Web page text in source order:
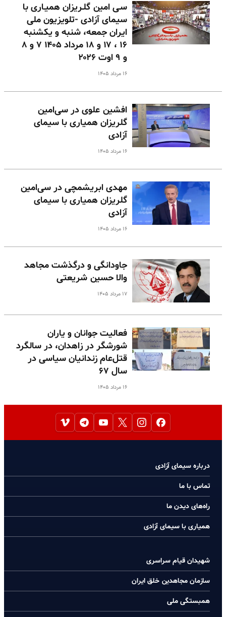
سـی امین گلـریزان همیـاری با
سیمای آزادی -تلویزیون ملی
ایران جمعه، شنبه و یکشنبه
۱۶ ، ۱۷ و ۱۸ مرداد ۱۴۰۵ ۷ و ۸
و ۹ اوت ۲۰۲۶
۱۶ مرداد ۱۴۰۵
افشین علوی در سی‌امین
گلریزان همیاری با سیمای
آزادی
۱۶ مرداد ۱۴۰۵
مهدی ابریشمچی در سی‌امین
گلریزان همیاری با سیمای
آزادی
۱۶ مرداد ۱۴۰۵
جاودانگی و درگذشت مجاهد
والا حسین شریعتی
۱۷ مرداد ۱۴۰۵
فعالیت جوانان و یاران
شورشگر در زاهدان، در سالگرد
قتل‌عام زندانیان سیاسی در
سال ۶۷
۱۶ مرداد ۱۴۰۵
درباره سیمای آزادی
تماس با ما
راه‌های دیدن ما
همیاری با سیمای آزادی
شهیدان قیام سراسری
سازمان مجاهدین خلق ایران
همبستگی ملی